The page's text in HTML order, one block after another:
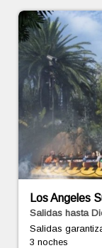
Los Angeles
Salidas hasta
Salidas
3 noches